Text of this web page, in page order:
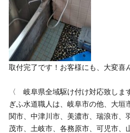
取付完了です！お客様にも、大変
〈 岐阜県全域駆け付け対応致しま
ぎふ水道職人は、岐阜市の他、大垣
関市、中津川市、美濃市、瑞浪市、
茂市、土岐市、各務原市、可児市、